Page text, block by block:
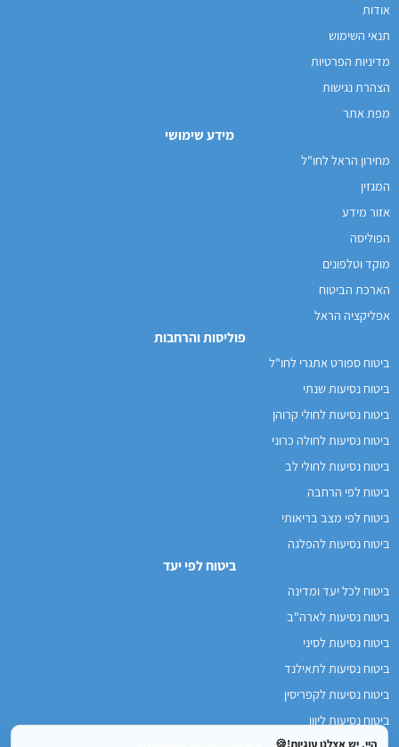
אודות
תנאי השימוש
מדיניות הפרטיות
הצהרת נגישות
מפת אתר
מידע שימושי
מחירון הראל לחו"ל
המגזין
אזור מידע
הפוליסה
מוקד וטלפונים
הארכת הביטוח
אפליקציה הראל
פוליסות והרחבות
ביטוח ספורט אתגרי לחו"ל
ביטוח נסיעות שנתי
ביטוח נסיעות לחולי קרוהן
ביטוח נסיעות לחולה כרוני
ביטוח נסיעות לחולי לב
ביטוח לפי הרחבה
ביטוח לפי מצב בריאותי
ביטוח נסיעות להפלגה
ביטוח לפי יעד
ביטוח לכל יעד ומדינה
ביטוח נסיעות לארה"ב
ביטוח נסיעות לסיני
ביטוח נסיעות לתאילנד
ביטוח נסיעות לקפריסין
ביטוח נסיעות ליוון
היי, יש אצלנו עוגיות!🍪